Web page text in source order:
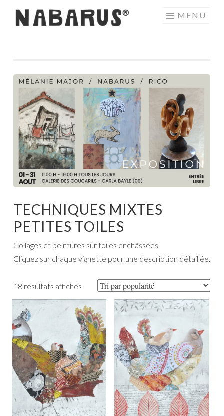
Aller
au
MENU
TECHNIQUES MIXTES
PETITES TOILES
Collages et peintures sur toiles enchâssées.
Cliquez sur chaque vignette pour une description détaillée.
18 résultats affichés
par
popularité